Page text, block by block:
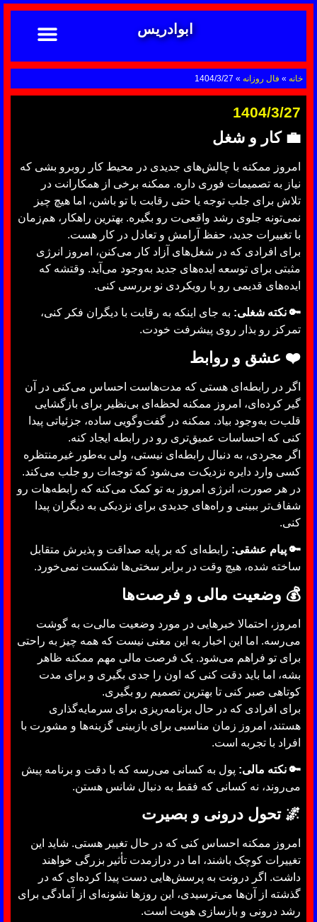
ابوادریس
خانه » فال روزانه »
1404/3/27
1404/3/27
💼کار و شغل
امروز ممکنه با چالش‌های جدیدی در محیط کار روبرو بشی که
نیاز به تصمیمات فوری داره. ممکنه برخی از همکارانت در
تلاش برای جلب توجه یا حتی رقابت با تو باشن، اما هیچ چیز
نمی‌تونه جلوی رشد واقعی‌ت رو بگیره. بهترین راهکار، هم‌زمان
با تغییرات جدید، حفظ آرامش و تعادل در کار هست.
برای افرادی که در شغل‌های آزاد کار می‌کنن، امروز انرژی
مثبتی برای توسعه ایده‌های جدید به‌وجود می‌آید. وقتشه که
ایده‌های قدیمی رو با رویکردی نو بررسی کنی.
🔑 نکته شغلی: به جای اینکه به رقابت با دیگران فکر کنی،
تمرکز رو بذار روی پیشرفت خودت.
❤️ عشق و روابط
اگر در رابطه‌ای هستی که مدت‌هاست احساس می‌کنی در آن
گیر کرده‌ای، امروز ممکنه لحظه‌ای بی‌نظیر برای بازگشایی
قلب‌ت به‌وجود بیاد. ممکنه در گفت‌وگویی ساده، جزئیاتی پیدا
کنی که احساسات عمیق‌تری رو در رابطه ایجاد کنه.
اگر مجردی، به دنبال رابطه‌ای نیستی، ولی به‌طور غیرمنتظره
کسی وارد دایره نزدیک‌ت می‌شود که توجه‌ات رو جلب می‌کند.
در هر صورت، انرژی امروز به تو کمک می‌کنه که رابطه‌هات رو
شفاف‌تر ببینی و راه‌های جدیدی برای نزدیکی به دیگران پیدا
کنی.
🔑 پیام عشقی: رابطه‌ای که بر پایه صداقت و پذیرش متقابل
ساخته شده، هیچ وقت در برابر سختی‌ها شکست نمی‌خورد.
💰 وضعیت مالی و فرصت‌ها
امروز، احتمالا خبرهایی در مورد وضعیت مالی‌ت به گوشت
می‌رسه. اما این اخبار به این معنی نیست که همه چیز به راحتی
برای تو فراهم می‌شود. یک فرصت مالی مهم ممکنه ظاهر
بشه، اما باید دقت کنی که اون را جدی بگیری و برای مدت
کوتاهی صبر کنی تا بهترین تصمیم رو بگیری.
برای افرادی که در حال برنامه‌ریزی برای سرمایه‌گذاری
هستند، امروز زمان مناسبی برای بازبینی گزینه‌ها و مشورت با
افراد با تجربه است.
🔑 نکته مالی: پول به کسانی می‌رسه که با دقت و برنامه پیش
می‌روند، نه کسانی که فقط به دنبال شانس هستن.
🌌تحول درونی و بصیرت
امروز ممکنه احساس کنی که در حال تغییر هستی. شاید این
تغییرات کوچک باشند، اما در درازمدت تأثیر بزرگی خواهند
داشت. اگر درونت به پرسش‌هایی دست پیدا کرده‌ای که در
گذشته از آن‌ها می‌ترسیدی، این روزها نشونه‌ای از آمادگی برای
رشد درونی و بازسازی هویت است.